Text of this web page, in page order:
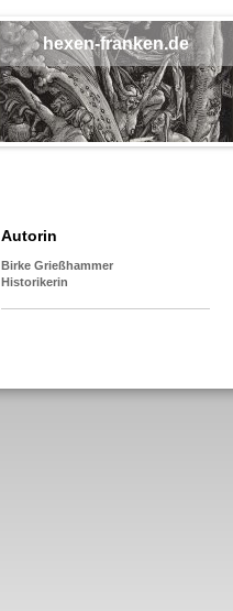
hexen-franken.de
Autorin
Birke Grießhammer
Historikerin